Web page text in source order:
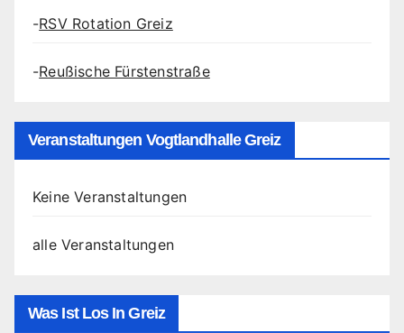
-RSV Rotation Greiz
-Reußische Fürstenstraße
Veranstaltungen Vogtlandhalle Greiz
Keine Veranstaltungen
alle Veranstaltungen
Was Ist Los In Greiz